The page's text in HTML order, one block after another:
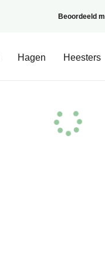
Beoordeeld
Hagen Heesters